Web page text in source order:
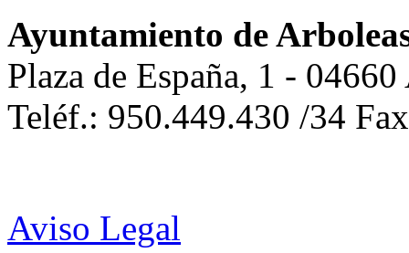
Ayuntamiento de
Plaza de España, 1 -
Teléf.: 950.449.430 /34
Aviso Legal